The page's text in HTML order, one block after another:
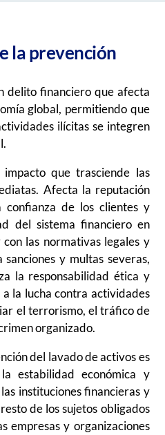
la prevención
delito financiero que afecta
global, permitiendo que
ilícitas se integren
que trasciende las
Afecta la reputación
de los clientes y
del sistema financiero en
las normativas legales y
y multas severas,
la responsabilidad ética y
la lucha contra actividades
el terrorismo, el tráfico de
organizado.
del lavado de activos es
estabilidad económica y
instituciones financieras y
de los sujetos obligados
empresas y organizaciones